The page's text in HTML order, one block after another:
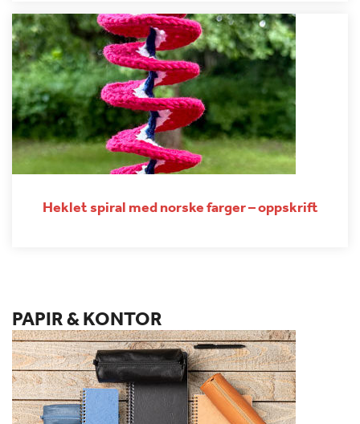
Heklet spiral med norske farger – oppskrift
PAPIR & KONTOR